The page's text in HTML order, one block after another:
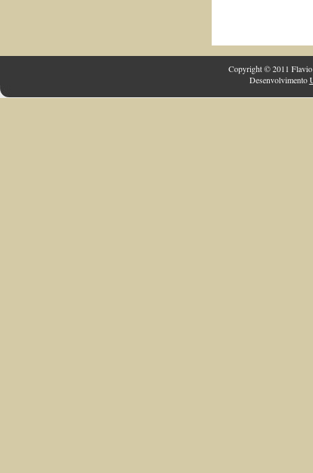
Copyright © 2011 Flavio
Desenvolvimento